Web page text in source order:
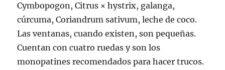
Cymbopogon, Citrus × hystrix, galanga,
cúrcuma, Coriandrum sativum, leche de coco.
Las ventanas, cuando existen, son pequeñas.
Cuentan con cuatro ruedas y son los
monopatines recomendados para hacer trucos.